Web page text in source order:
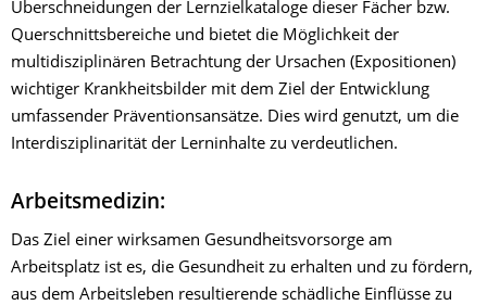
Überschneidungen der Lernzielkataloge dieser Fächer bzw.
Querschnittsbereiche und bietet die Möglichkeit der
multidisziplinären Betrachtung der Ursachen (Expositionen)
wichtiger Krankheitsbilder mit dem Ziel der Entwicklung
umfassender Präventionsansätze. Dies wird genutzt, um die
Interdisziplinarität der Lerninhalte zu verdeutlichen.
Arbeitsmedizin:
Das Ziel einer wirksamen Gesundheitsvorsorge am
Arbeitsplatz ist es, die Gesundheit zu erhalten und zu fördern,
aus dem Arbeitsleben resultierende schädliche Einflüsse zu